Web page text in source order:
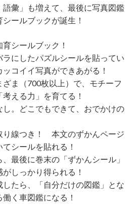
彙」も増えて、最後に写真図鑑
ールブックが誕生！
シールブック！
ラにしたパズルシールを貼ってい
コイイ写真ができあがる！
ざま（700枚以上）で、モチーフ
える力」を育てる！
し。どこでもできて、おでかけの
り線つき！ 本文のずかんページ
シールを貼れる！
最後に巻末の「ずかんシール」
しっかり得られる！
したら、「自分だけの図鑑」とな
く車図鑑になる！